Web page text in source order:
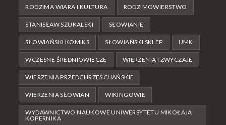
RODZIMA WIARA I KULTURA RODZIMOWIERSTWO
STANISŁAW SZUKALSKI SŁOWIANIE
SŁOWIAŃSKI KOMIKS SŁOWIAŃSKI SKLEP UMK
WCZESNE ŚREDNIOWIECZE WIERZENIA I ZWYCZAJE
WIERZENIA PRZEDCHRZEŚCIJAŃSKIE
WIERZENIA SŁOWIAN WIKINGOWIE
WYDAWNICTWO NAUKOWE UNIWERSYTETU MIKOŁAJA
KOPERNIKA